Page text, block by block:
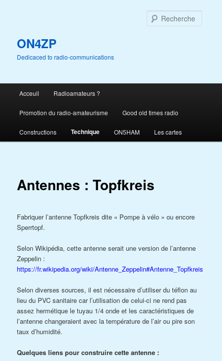
ON4ZP
Dedicaced to radio-communications
principal
Acceuil Radioamateurs ?
Promotion du radio-amateurisme Good old times radio
Constructions Technique ON5HAM Les cartes
Antennes : Topfkreis
Fabriquer l’antenne Topfkreis dite « Pompe à vélo » ou encore
Sperrtopf.
Selon Wikipédia, cette antenne serait une version de l’antenne
Zeppelin :
https://fr.wikipedia.org/wiki/Antenne_Zeppelin#Antenne_Topfkreis
Selon diverses sources, il est nécessaire d’utiliser du téflon au
lieu du PVC sanitaire car l’utilisation de celui-ci ne rend pas
assez hermétique le tuyau 1/4 onde et les caractéristiques de
l’antenne changeraient avec la température de l’air ou pire son
taux d’humidité.
Quelques liens pour construire cette antenne :